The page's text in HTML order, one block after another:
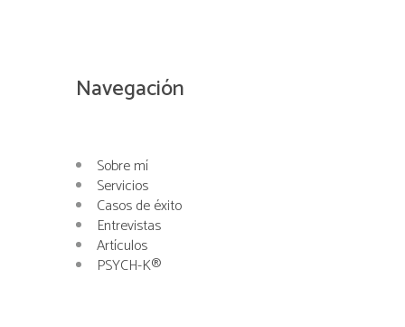
Navegación
Sobre mí
Servicios
Casos de éxito
Entrevistas
Artículos
PSYCH-K®